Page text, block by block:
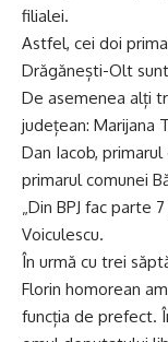
filialei.
Astfel, cei doi
Drăgănești-Olt
De asemenea alți
județean: Marijana
Dan Iacob,
primarul comunei
„Din BPJ fac parte
Voiculescu.
În urmă cu trei
Florin homorean
funcția de prefect.